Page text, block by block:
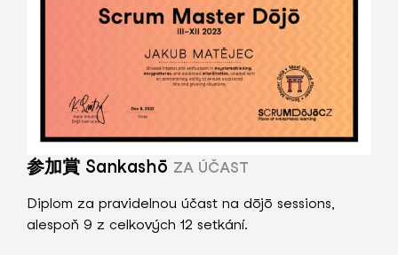
参加賞 Sankashō ZA ÚČAST
Diplom za pravidelnou účast na dōjō sessions,
alespoň 9 z celkových 12 setkání.